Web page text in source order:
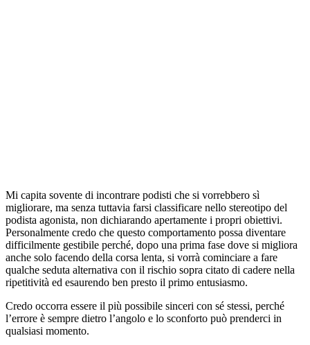
Mi capita sovente di incontrare podisti che si vorrebbero sì
migliorare, ma senza tuttavia farsi classificare nello stereotipo del
podista agonista, non dichiarando apertamente i propri obiettivi.
Personalmente credo che questo comportamento possa diventare
difficilmente gestibile perché, dopo una prima fase dove si migliora
anche solo facendo della corsa lenta, si vorrà cominciare a fare
qualche seduta alternativa con il rischio sopra citato di cadere nella
ripetitività ed esaurendo ben presto il primo entusiasmo.
Credo occorra essere il più possibile sinceri con sé stessi, perché
l’errore è sempre dietro l’angolo e lo sconforto può prenderci in
qualsiasi momento.